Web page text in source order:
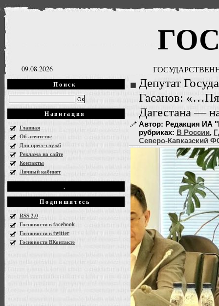
09.08.2026
Поиск
Навигация
Главная
Об агентстве
Для пресс-служб
Реклама на сайте
Контакты
Личный кабинет
.
Подпишитесь
RSS 2.0
Госновости в facebook
Госновости в twitter
Госновости ВКонтакте
Депутат
Гасанов:
Дагестана —
Автор: Редакция ИА
рубриках: В России,
Северо-Кавказский